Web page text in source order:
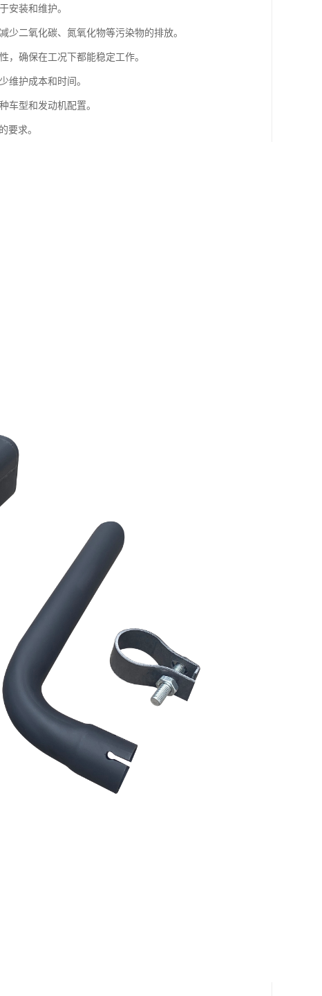
安装和维护。
二氧化碳、氮氧化物等污染物的排放。
，确保在工况下都能稳定工作。
维护成本和时间。
车型和发动机配置。
要求。